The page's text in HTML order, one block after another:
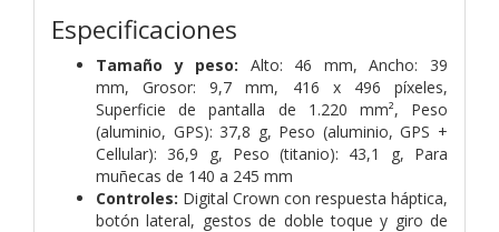
Especificaciones
Tamaño y peso: Alto: 46 mm, Ancho: 39
mm, Grosor: 9,7 mm, 416 x 496 píxeles,
Superficie de pantalla de 1.220 mm², Peso
(aluminio, GPS): 37,8 g, Peso (aluminio, GPS +
Cellular): 36,9 g, Peso (titanio): 43,1 g, Para
muñecas de 140 a 245 mm
Controles: Digital Crown con respuesta háptica,
botón lateral, gestos de doble toque y giro de